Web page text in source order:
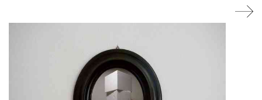
Hors-les-murs